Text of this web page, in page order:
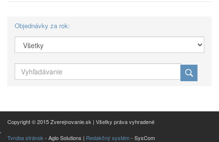
Objednávky za rok:
Copyright © 2015 Zverejnovanie.sk | Všetky práva vyhradené
Tvroba stránok - Aglo Solutions | Redakčný systém- SysCom